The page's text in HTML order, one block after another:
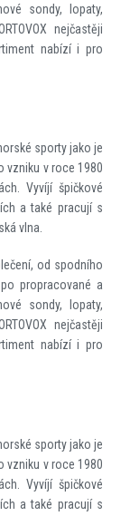
sondy, lopaty,
nejčastěji
nabízí i pro
sporty jako je
vzniku v roce 1980
Vyvíjí špičkové
a také pracují s
vlna.
od spodního
propracované a
sondy, lopaty,
nejčastěji
nabízí i pro
sporty jako je
vzniku v roce 1980
Vyvíjí špičkové
a také pracují s